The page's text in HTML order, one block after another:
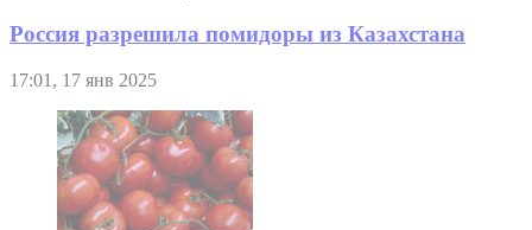
Россия разрешила помидоры из Казахстана
17:01, 17 янв 2025